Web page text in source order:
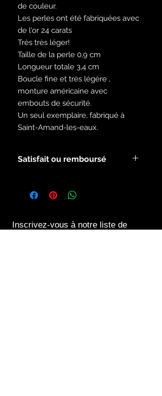
de couleur.
Les perles ont été fabriquées avec
de l'or 24 carats
Très très léger!
Taille de la perle 0,9 cm
Longueur totale 3,4 cm
Boucle fine et très légère ,
monture américaine avec
embouts de sécurité.
Un seul exemplaire, fabriqué à
Saint-Amand-les-eaux.
Satisfait ou remboursé
Inscrivez-vous à notre liste de